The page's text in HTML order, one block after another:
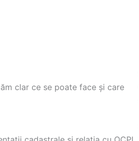
clar ce se poate face și care